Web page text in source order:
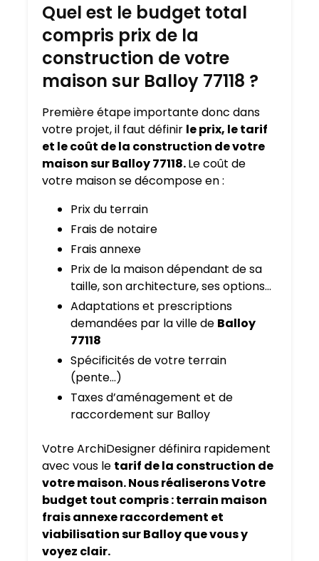
Quel est le budget total
compris prix de la
construction de votre
maison sur Balloy 77118 ?
Première étape importante donc dans
votre projet, il faut définir le prix, le tarif
et le coût de la construction de votre
maison sur Balloy 77118.Le coût de
votre maison se décompose en :
Prix du terrain
Frais de notaire
Frais annexe
Prix de la maison dépendant de sa
taille, son architecture, ses options…
Adaptations et prescriptions
demandées par la ville de Balloy
77118
Spécificités de votre terrain
(pente…)
Taxes d’aménagement et de
raccordement sur Balloy
Votre ArchiDesigner définira rapidement
avec vous le tarif de la construction de
votre maison. Nous réaliserons Votre
budget tout compris : terrain maison
frais annexe raccordement et
viabilisation sur Balloy que vous y
voyez clair.